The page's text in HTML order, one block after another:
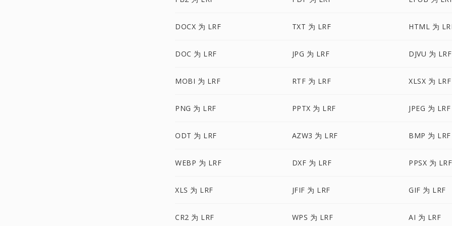
DOCX 为 LRF TXT 为 LRF HTML 为
DOC 为 LRF JPG 为 LRF DJVU 为 LRF
MOBI 为 LRF RTF 为 LRF XLSX 为 LRF
PNG 为 LRF PPTX 为 LRF JPEG 为 LRF
ODT 为 LRF AZW3 为 LRF BMP 为 LRF
WEBP 为 LRF DXF 为 LRF PPSX 为 LRF
XLS 为 LRF JFIF 为 LRF GIF 为 LRF
CR2 为 LRF WPS 为 LRF AI 为 LRF